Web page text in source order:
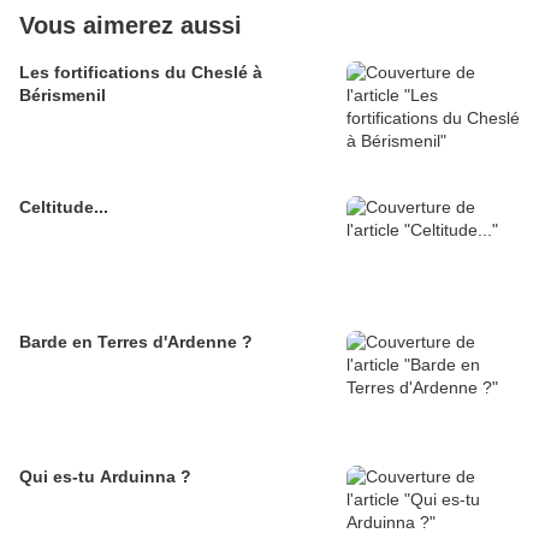
Vous aimerez aussi
Les fortifications du Cheslé à
Bérismenil
Celtitude...
Barde en Terres d'Ardenne ?
Qui es-tu Arduinna ?